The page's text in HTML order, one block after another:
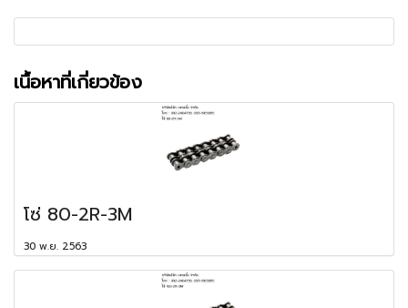
เนื้อหาที่เกี่ยวข้อง
โซ่ 80-2R-3M
30 พ.ย. 2563